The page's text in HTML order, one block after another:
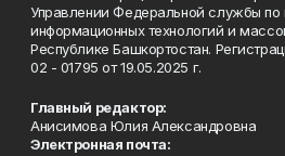
Управлении Федеральной службы по
информационных технологий и
Республике Башкортостан.
02 - 01795 от 19.05.2025 г.
Главный редактор:
Анисимова Юлия Александровна
Электронная почта: